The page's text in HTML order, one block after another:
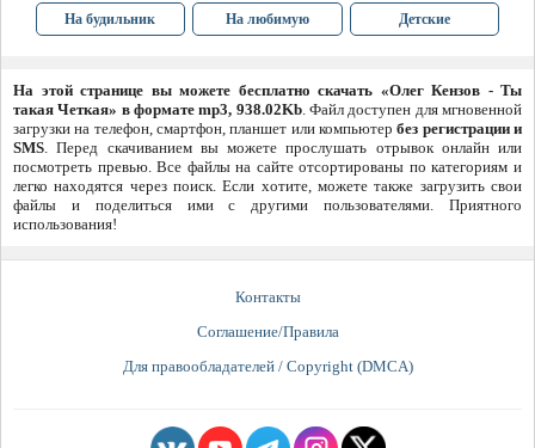
На будильник На любимую Детские
На этой странице вы можете бесплатно скачать «Олег Кензов - Ты
такая Четкая» в формате mp3, 938.02Kb. Файл доступен для мгновенной
загрузки на телефон, смартфон, планшет или компьютербез регистрации и
SMS. Перед скачиванием вы можете прослушать отрывок онлайн или
посмотреть превью. Все файлы на сайте отсортированы по категориям и
легко находятся через поиск. Если хотите, можете также загрузить свои
файлы и поделиться ими с другими пользователями. Приятного
использования!
Контакты
Соглашение/Правила
Для правообладателей / Copyright (DMCA)